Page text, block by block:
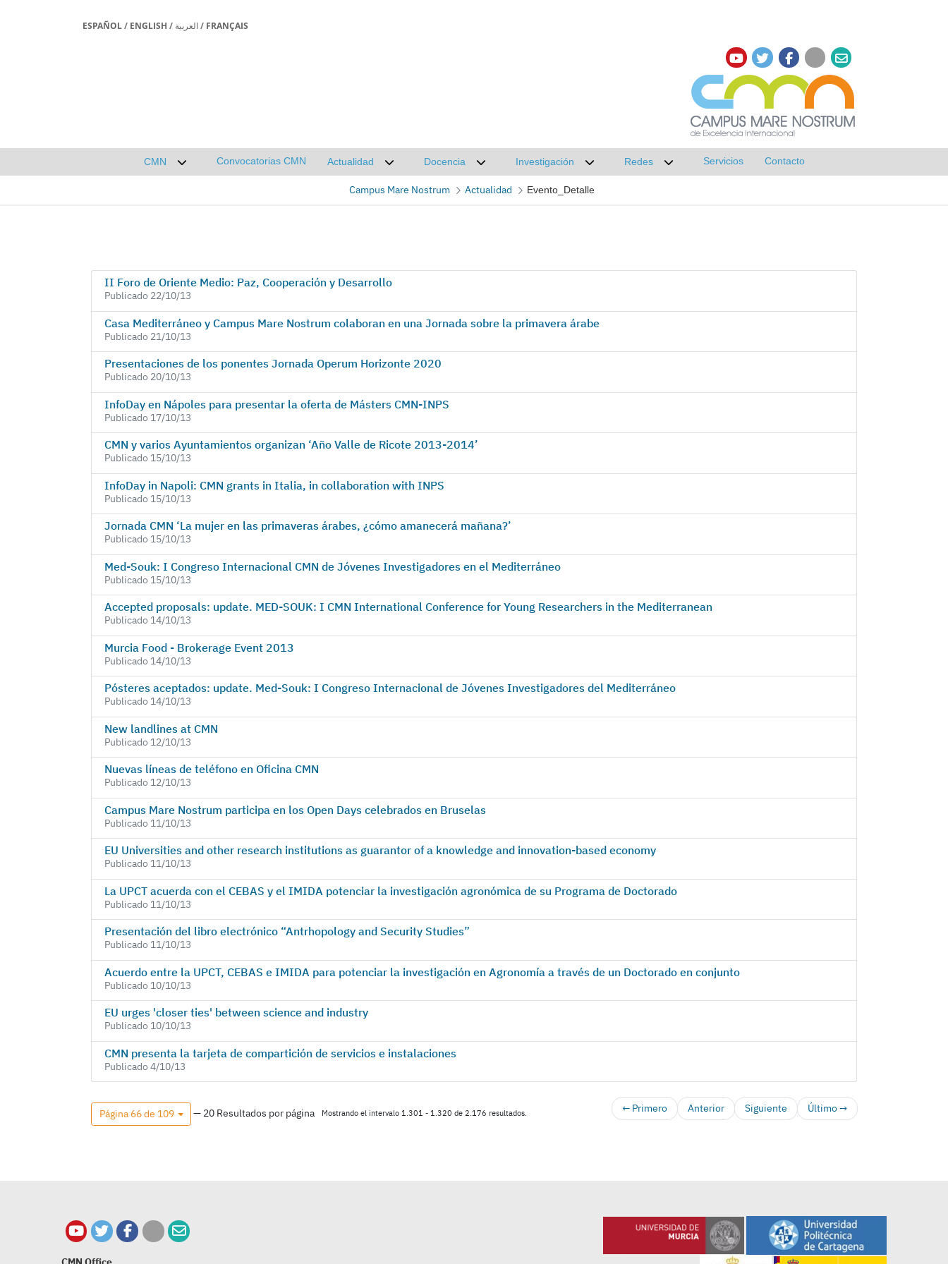
ESPAÑOL/ ENGLISH / العربية/ FRANÇAIS
CMN
Desplegar submenú de CMN
Convocatorias CMN
Actualidad
Desplegar submenú de Actualidad
Docencia
Desplegar submenú de Docencia
Investigación
Desplegar submenú de Investigación
Redes
Desplegar submenú de Redes
Servicios Contacto
Campus Mare Nostrum Actualidad Evento_Detalle
II Foro de Oriente Medio: Paz, Cooperación y Desarrollo
Publicado 22/10/13
Casa Mediterráneo y Campus Mare Nostrum colaboran en una Jornada sobre la primavera árabe
Publicado 21/10/13
Presentaciones de los ponentes Jornada Operum Horizonte 2020
Publicado 20/10/13
InfoDay en Nápoles para presentar la oferta de Másters CMN-INPS
Publicado 17/10/13
CMN y varios Ayuntamientos organizan ‘Año Valle de Ricote 2013-2014’
Publicado 15/10/13
InfoDay in Napoli: CMN grants in Italia, in collaboration with INPS
Publicado 15/10/13
Jornada CMN ‘La mujer en las primaveras árabes, ¿cómo amanecerá mañana?’
Publicado 15/10/13
Med-Souk: I Congreso Internacional CMN de Jóvenes Investigadores en el Mediterráneo
Publicado 15/10/13
Accepted proposals: update. MED-SOUK: I CMN International Conference for Young Researchers in the Mediterranean
Publicado 14/10/13
Murcia Food - Brokerage Event 2013
Publicado 14/10/13
Pósteres aceptados: update. Med-Souk: I Congreso Internacional de Jóvenes Investigadores del Mediterráneo
Publicado 14/10/13
New landlines at CMN
Publicado 12/10/13
Nuevas líneas de teléfono en Oficina CMN
Publicado 12/10/13
Campus Mare Nostrum participa en los Open Days celebrados en Bruselas
Publicado 11/10/13
EU Universities and other research institutions as guarantor of a knowledge and innovation-based economy
Publicado 11/10/13
La UPCT acuerda con el CEBAS y el IMIDA potenciar la investigación agronómica de su Programa de Doctorado
Publicado 11/10/13
Presentación del libro electrónico “Antrhopology and Security Studies”
Publicado 11/10/13
Acuerdo entre la UPCT, CEBAS e IMIDA para potenciar la investigación en Agronomía a través de un Doctorado en conjunto
Publicado 10/10/13
EU urges 'closer ties' between science and industry
Publicado 10/10/13
CMN presenta la tarjeta de compartición de servicios e instalaciones
Publicado 4/10/13
Página 66 de 109 — 20 Resultados por página Mostrando el intervalo 1.301 - 1.320 de 2.176 resultados. ← Primero Anterior Siguiente Último →